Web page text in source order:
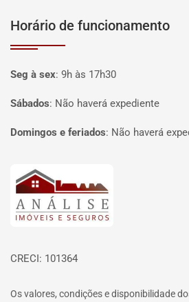
Horário de funcionamento
Seg à sex: 9h às 17h30
Sábados: Não haverá expediente
Domingos e feriados: Não haverá
Página inicial
CRECI: 101364
Os valores, condições e disponibilidade